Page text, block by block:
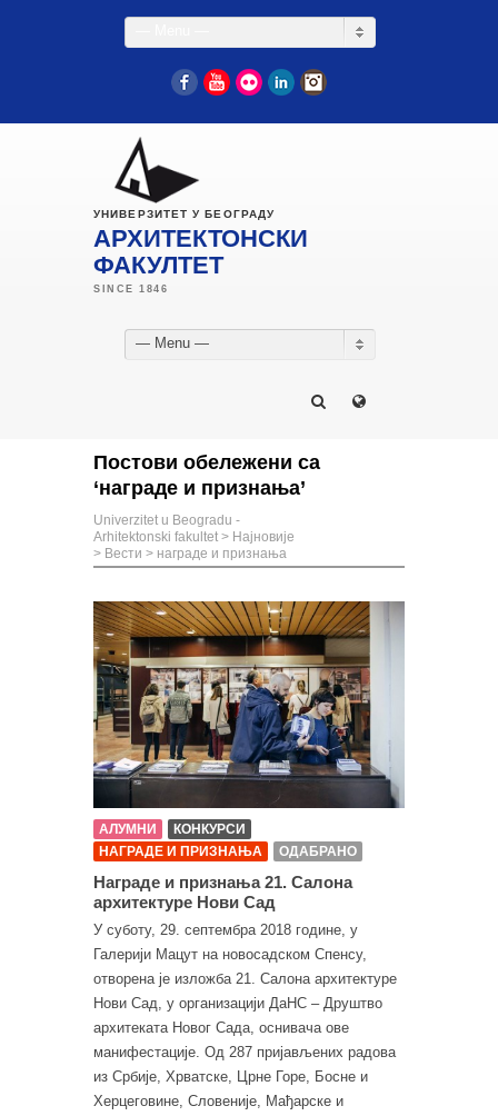
FacebookYouTube
Flickr LinkedIn
УНИВЕРЗИТЕТ У БЕОГРАДУ
АРХИТЕКТОНСКИ
ФАКУЛТЕТ
— Menu —
Постови обележени са
‘награде и признања’
Univerzitet u Beogradu -
Arhitektonski fakultet > Најновије
> Вести > награде и признања
АЛУМНИ
КОНКУРСИ
НАГРАДЕ И ПРИЗНАЊА
ОДАБРАНО
Награде и признања 21. Салона
архитектуре Нови Сад
У суботу, 29. септембра 2018 године, у
Галерији Мацут на новосадском Спенсу,
отворена је изложба 21. Салона архитектуре
Нови Сад, у организацији ДаНС – Друштво
архитеката Новог Сада, оснивача ове
манифестације. Од 287 пријављених радова
из Србије, Хрватске, Црне Горе, Босне и
Херцеговине, Словеније, Мађарске и